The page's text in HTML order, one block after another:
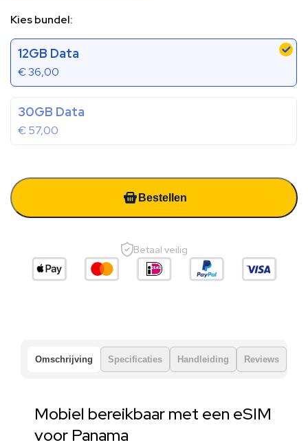
Kies bundel:
12GB Data
€36,00
30GB Data
€57,00
Bestellen
Betaal veilig
Omschrijving Specificaties Handleiding Reviews
Mobiel bereikbaar met een eSIM
voor Panama